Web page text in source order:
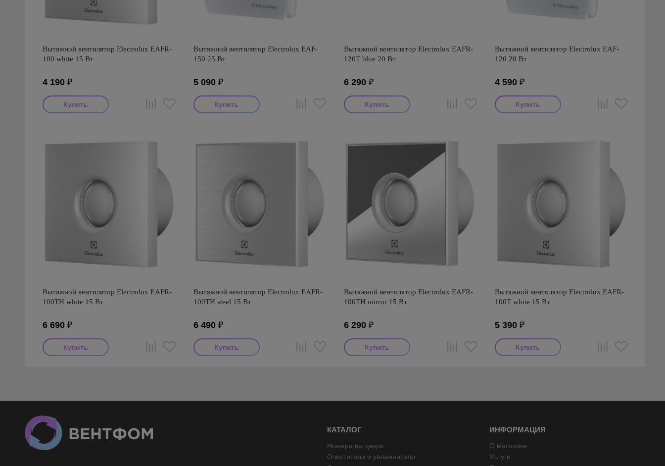
Вытяжной вентилятор Electrolux EAFR-
100 white 15 Вт
4 190 ₽
Вытяжной вентилятор Electrolux EAF-
150 25 Вт
5 090₽
Вытяжной вентилятор Electrolux EAFR-
120T blue 20 Вт
6 290 ₽
Вытяжной вентилятор Electrolux EAF-
120 20 Вт
4 590₽
Вытяжной вентилятор Electrolux EAFR-
100TH white 15 Вт
6 690 ₽
Вытяжной вентилятор Electrolux EAFR-
100TH steel 15 Вт
6 490₽
Вытяжной вентилятор Electrolux EAFR-
100TH mirror 15 Вт
6 290 ₽
Вытяжной вентилятор Electrolux EAFR-
100T white 15 Вт
5 390₽
КАТАЛОГ
Номера на дверь
Очистители и увлажнители
ИНФОРМАЦИЯ
О магазине
Услуги